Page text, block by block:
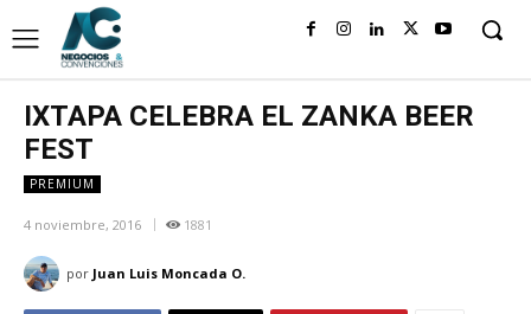
IXTAPA CELEBRA EL ZANKA BEER
FEST
PREMIUM
4 noviembre, 2016 1881
por Juan Luis Moncada O.